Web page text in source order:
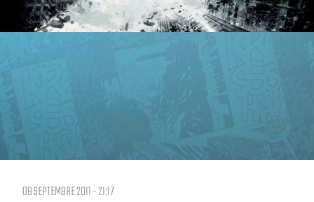
08 SEPTEMBRE 2011 - 21:17